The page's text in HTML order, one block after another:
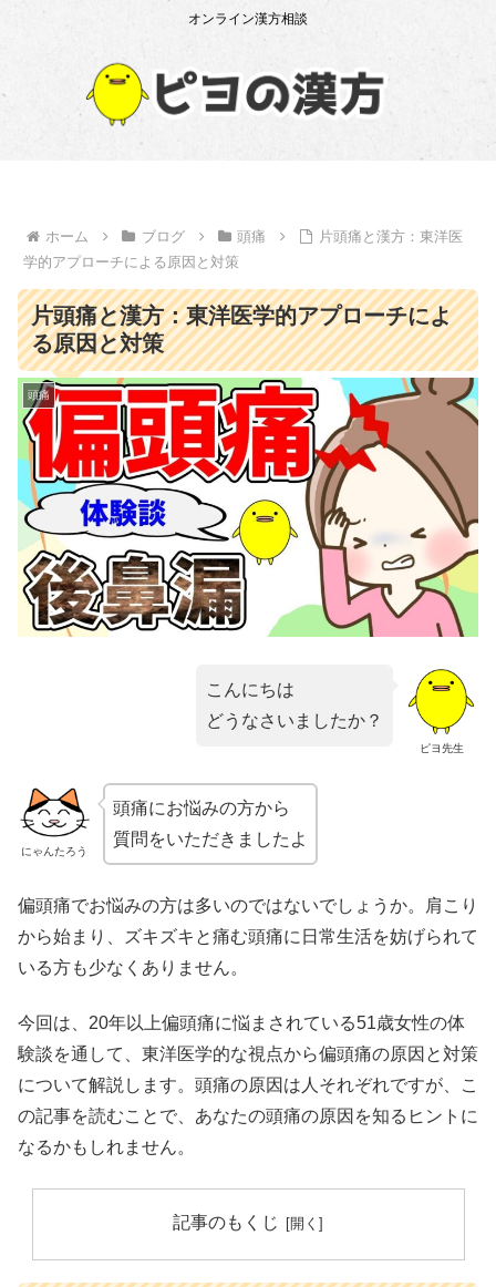
オンライン漢方相談
ホーム ブログ 頭痛
片頭痛と漢方：東洋医
学的アプローチによる原因と対策
片頭痛と漢方：東洋医学的アプローチによ
る原因と対策
頭痛
ピヨ先生
こんにちは
どうなさいましたか？
にゃんたろう
頭痛にお悩みの方から
質問をいただきましたよ
偏頭痛でお悩みの方は多いのではないでしょうか。肩こり
から始まり、ズキズキと痛む頭痛に日常生活を妨げられて
いる方も少なくありません。
今回は、20年以上偏頭痛に悩まされている51歳女性の体
験談を通して、東洋医学的な視点から偏頭痛の原因と対策
について解説します。頭痛の原因は人それぞれですが、こ
の記事を読むことで、あなたの頭痛の原因を知るヒントに
なるかもしれません。
記事のもくじ